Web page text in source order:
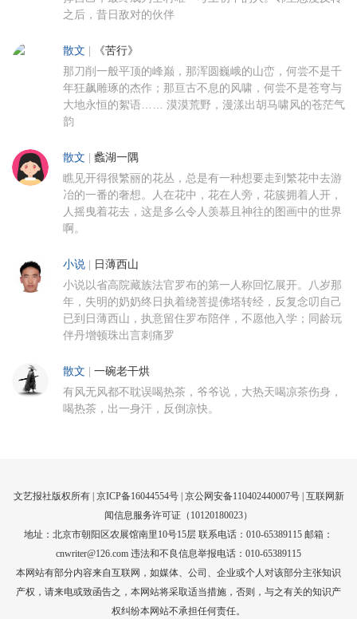
之后，昔日敌对的伙伴
散文 《苦行》
那刀削一般平顶的峰巅，那浑圆巍峨的山峦，何尝不是千
年狂飙雕琢的杰作；那亘古不息的风啸，何尝不是苍穹与
大地永恒的絮语…… 漠漠荒野，漫漾出胡马啸风的苍茫气
韵
散文 蠡湖一隅
瞧见开得很繁丽的花丛，总是有一种想要走到繁花中去游
冶的一番的奢想。人在花中，花在人旁，花簇拥着人开，
人摇曳着花去，这是多么令人羡慕且神往的图画中的世界
啊。
小说 日薄西山
小说以省高院藏族法官罗布的第一人称回忆展开。八岁那
年，失明的奶奶终日执着绕菩提佛塔转经，反复念叨自己
已到日薄西山，执意留住罗布陪伴，不愿他入学；同龄玩
伴丹增顿珠出言刺痛罗
散文 一碗老干烘
有风无风都不耽误喝热茶，爷爷说，大热天喝凉茶伤身，
喝热茶，出一身汗，反倒凉快。
文艺报社版权所有 | 京ICP备16044554号| 京公网安备110402440007号 | 互联网新
闻信息服务许可证（10120180023）
地址：北京市朝阳区农展馆南里10号15层 联系电话：010-65389115 邮箱：
cnwriter@126.com 违法和不良信息举报电话：010-65389115
本网站有部分内容来自互联网，如媒体、公司、企业或个人对该部分主张知识
产权，请来电或致函告之，本网站将采取适当措施，否则，与之有关的知识产
权纠纷本网站不承担任何责任。